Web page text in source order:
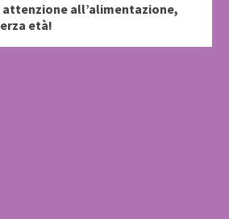
attenzione all’alimentazione,
età!